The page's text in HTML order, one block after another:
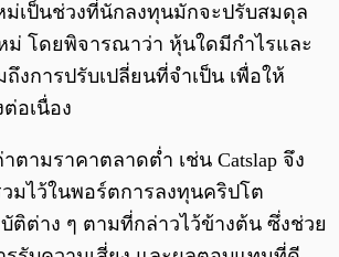
ม่เป็นช่วงที่นักลงทุนมักจะปรับสมดุล
ม่ โดยพิจารณาว่า หุ้นใดมีกำไรและ
งการปรับเปลี่ยนที่จำเป็น เพื่อให้
อเนื่อง
ามราคาตลาดต่ำ เช่น Catslap จึง
มไว้ในพอร์ตการลงทุนคริปโต
ติต่าง ๆ ตามที่กล่าวไว้ข้างต้น ซึ่งช่วย